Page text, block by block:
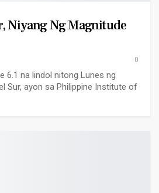
Niyang Ng Magnitude
0
6.1 na lindol nitong Lunes ng
Sur, ayon sa Philippine Institute of